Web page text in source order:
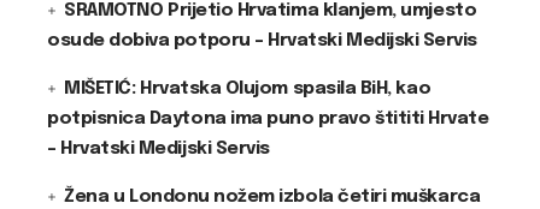
SRAMOTNO Prijetio Hrvatima klanjem, umjesto
osude dobiva potporu – Hrvatski Medijski Servis
MIŠETIĆ: Hrvatska Olujom spasila BiH, kao
potpisnica Daytona ima puno pravo štititi Hrvate
– Hrvatski Medijski Servis
Žena u Londonu nožem izbola četiri muškarca